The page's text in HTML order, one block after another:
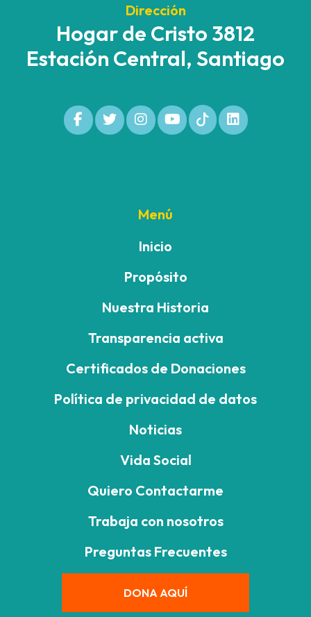
Dirección
Hogar de Cristo 3812
Estación Central, Santiago
Menú
Inicio
Propósito
Nuestra Historia
Transparencia activa
Certificados de Donaciones
Política de privacidad de datos
Noticias
Vida Social
Quiero Contactarme
Trabaja con nosotros
Preguntas Frecuentes
DONA AQUÍ